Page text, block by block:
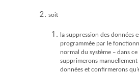
soit
la suppression des données
programmée par le
normal du système – dans ce
supprimerons manuellement
données et confirmerons